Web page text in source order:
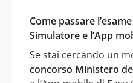
Come passare
Simulatore e l’App
Se stai cercando un
concorso Ministero